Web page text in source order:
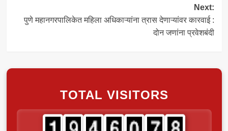
Next:
पुणे महानगरपालिकेत महिला अधिकाऱ्यांना त्रास देणाऱ्यांवर कारवाई :
दोन जणांना प्रवेशबंदी
TOTAL VISITORS